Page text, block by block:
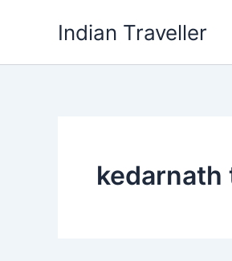
Indian Traveller
kedarnath